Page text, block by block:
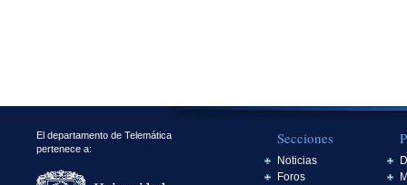
El departamento de Telemática
pertenece a:
Secciones
Noticias
Foros